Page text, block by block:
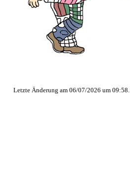
Letzte Änderung am 06/07/2026 um 09:58.